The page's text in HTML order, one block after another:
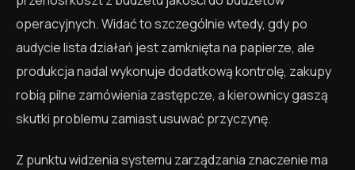
operacyjnych. Widać to szczególnie wtedy, gdy po
audycie lista działań jest zamknięta na papierze, ale
produkcja nadal wykonuje dodatkową kontrolę, zakupy
robią pilne zamówienia zastępcze, a kierownicy gaszą
skutki problemu zamiast usuwać przyczynę.
Z punktu widzenia systemu zarządzania znaczenie ma